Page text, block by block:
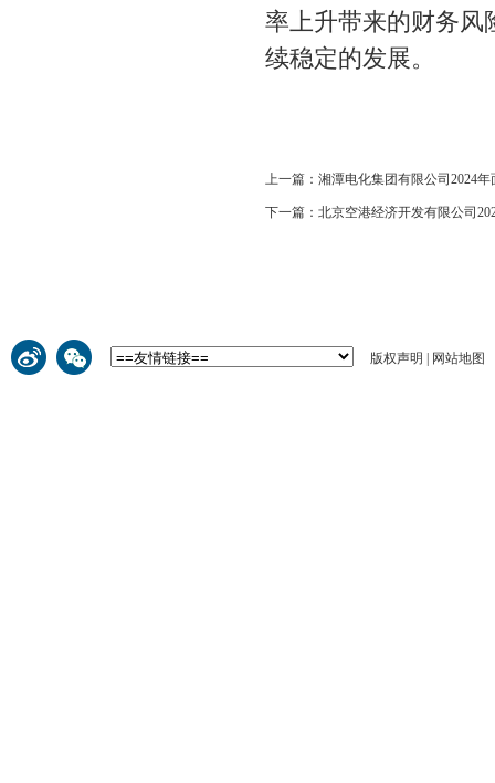
率上升带来的财务风
续稳定的发展。
上一篇： 湘潭电化集团有限公司2024
下一篇： 北京空港经济开发有限公司
版权声明 网站地图